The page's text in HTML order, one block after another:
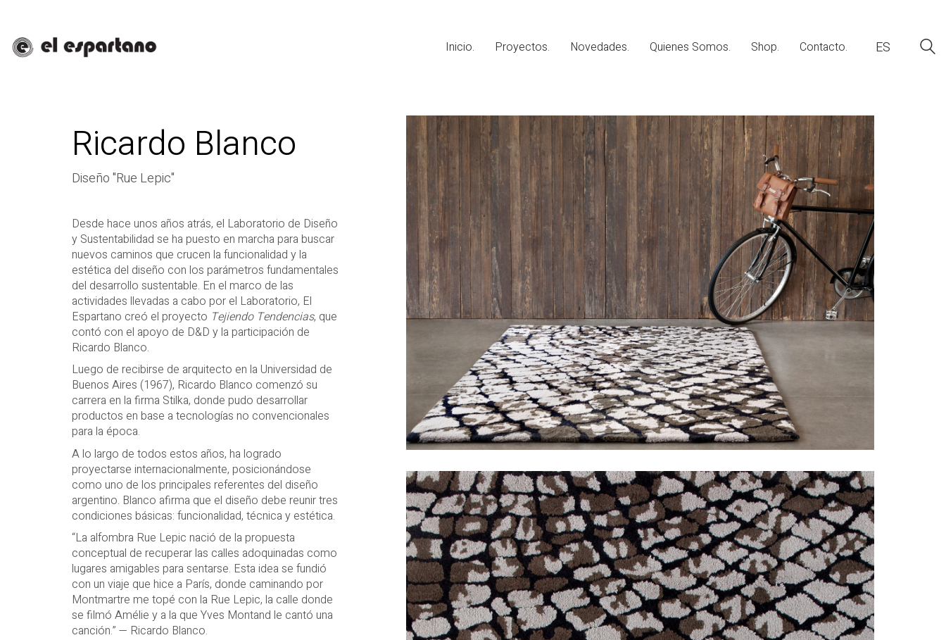
Inicio. Proyectos. Novedades. Quienes Somos. Shop. Contacto. ES
Ricardo Blanco
Diseño "Rue Lepic"
Desde hace unos años atrás, el Laboratorio de Diseño
y Sustentabilidad se ha puesto en marcha para buscar
nuevos caminos que crucen la funcionalidad y la
estética del diseño con los parámetros fundamentales
del desarrollo sustentable. En el marco de las
actividades llevadas a cabo por el Laboratorio, El
Espartano creó el proyecto Tejiendo Tendencias, que
contó con el apoyo de D&D y la participación de
Ricardo Blanco.
Luego de recibirse de arquitecto en la Universidad de
Buenos Aires (1967), Ricardo Blanco comenzó su
carrera en la firma Stilka, donde pudo desarrollar
productos en base a tecnologías no convencionales
para la época.
A lo largo de todos estos años, ha logrado
proyectarse internacionalmente, posicionándose
como uno de los principales referentes del diseño
argentino. Blanco afirma que el diseño debe reunir tres
condiciones básicas: funcionalidad, técnica y estética.
“La alfombra Rue Lepic nació de la propuesta
conceptual de recuperar las calles adoquinadas como
lugares amigables para sentarse. Esta idea se fundió
con un viaje que hice a París, donde caminando por
Montmartre me topé con la Rue Lepic, la calle donde
se filmó Amélie y a la que Yves Montand le cantó una
canción.” — Ricardo Blanco.